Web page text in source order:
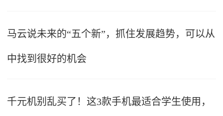
马云说未来的“五个新”，抓住发展趋势，可以从
中找到很好的机会
千元机别乱买了！这3款手机最适合学生使用，